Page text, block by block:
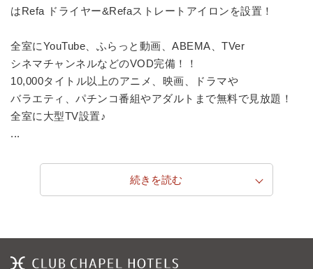
はRefa ドライヤー&Refaストレートアイロンを設置！
全室にYouTube、ふらっと動画、ABEMA、TVer
シネマチャンネルなどのVOD完備！！
10,000タイトル以上のアニメ、映画、ドラマや
バラエティ、パチンコ番組やアダルトまで無料で見放題！
全室に大型TV設置♪
...
続きを読む